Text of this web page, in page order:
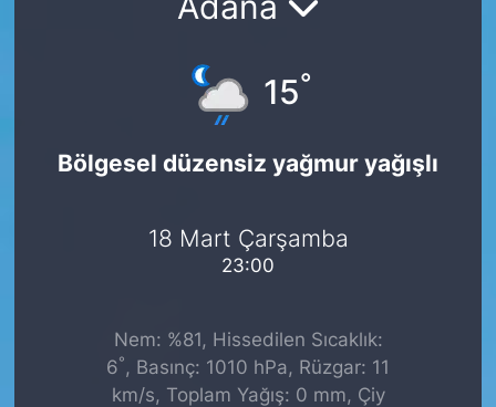
15°
Bölgesel düzensiz yağmur yağışlı
18 Mart Çarşamba
23:00
Nem: %81, Hissedilen Sıcaklık:
6°, Basınç: 1010 hPa, Rüzgar: 11
km/s, Toplam Yağış: 0 mm, Çiy